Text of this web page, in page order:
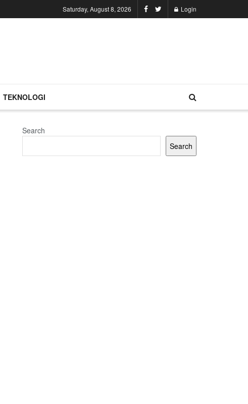
Saturday, August 8, 2026 Login
TEKNOLOGI
Search
Search